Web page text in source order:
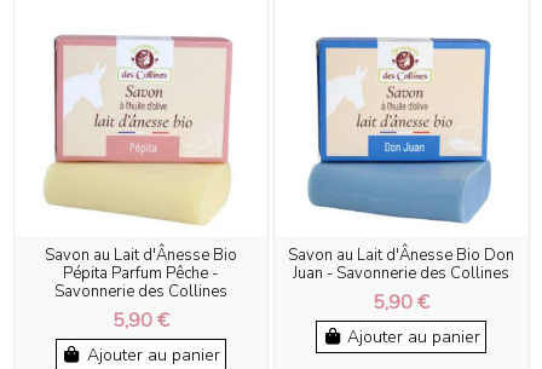
Savon au Lait d'Ânesse Bio
Pépita Parfum Pêche -
Savonnerie des Collines
5,90 €
Ajouter au panier
Savon au Lait d'Ânesse Bio Don
Juan - Savonnerie des Collines
5,90 €
Ajouter au panier